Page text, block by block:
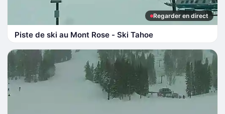
Regarder en direct
Piste de ski au Mont Rose - Ski Tahoe